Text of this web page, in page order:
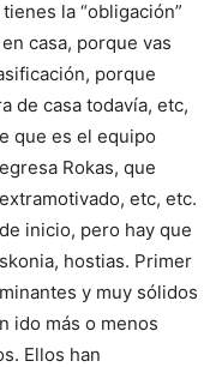
la “obligación”
casa, porque vas
porque
de casa todavía, etc,
que es el equipo
Rokas, que
etc, etc.
inicio, pero hay que
hostias. Primer
y muy sólidos
ido más o menos
Ellos han